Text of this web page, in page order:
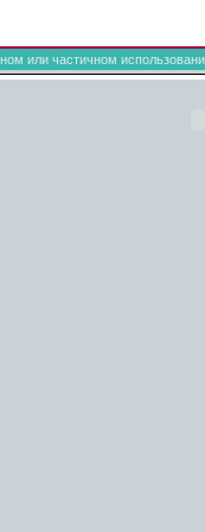
или частичном